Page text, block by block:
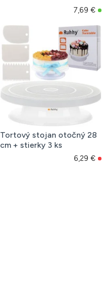
7,69 €
Tortový stojan otočný 28
cm + stierky 3 ks
6,29 €